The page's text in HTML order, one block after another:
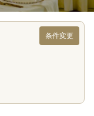
条件変更